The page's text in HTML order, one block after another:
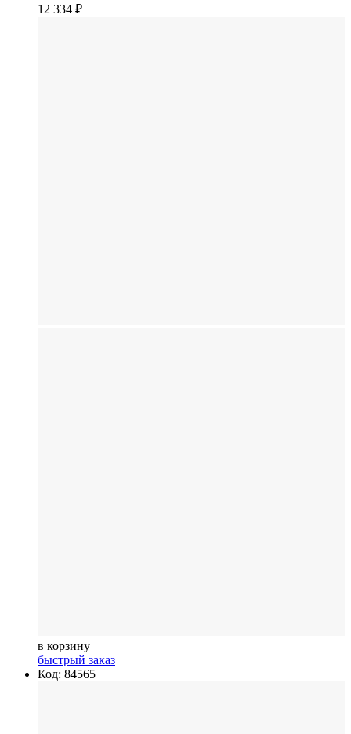
12 334 ₽
в корзину
быстрый заказ
Код: 84565